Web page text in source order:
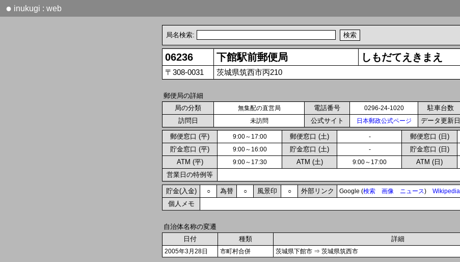
● inukugi : web
局名検索:
06236 下館駅前郵便局 しもだてえきまえ
〒308-0031 茨城県筑西市丙210
郵便局の詳細
局の分類
無集配の直営局 電話番号 0296-24-1020 駐車台数
訪問日 未訪問 公式サイト 日本郵政公式ページ データ更新日
郵便窓口 (平) 9:00～17:00 郵便窓口 (土) - 郵便窓口 (日)
貯金窓口 (平) 9:00～16:00 貯金窓口 (土) - 貯金窓口 (日)
ATM (平) 9:00～17:30 ATM (土) 9:00～17:00 ATM (日)
営業日の特例等
貯金(入金) ○ 為替 ○ 風景印 ○ 外部リンク Google (検索 画像 ニュース) Wikipedia
個人メモ
自治体名称の変遷
日付
種類 詳細
2005年3月28日 市町村合併 茨城県下館市 ⇒ 茨城県筑西市